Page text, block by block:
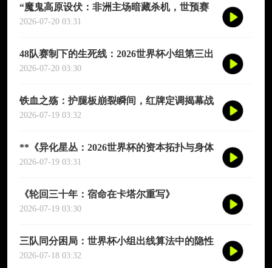
“魔鬼高原设伏：非洲主场暗藏杀机，世预赛
再临生死战”
2026-07-20 03:31
48队赛制下的生死线：2026世界杯小组第三出
线后的交叉对阵与晋级推演
2026-07-20 03:30
铁血之殇：护腿板崩裂瞬间，红牌定调揭幕战
2026-07-19 03:32
**《异化星丛：2026世界杯的资本拓扑与身体
解域》**
2026-07-19 03:31
《轮回三十年：宿命在卡塔尔重写》
2026-07-19 03:30
三队同分困局：世界杯小组出线算法中的隐性
悖论与公平性拷问
2026-07-18 03:32